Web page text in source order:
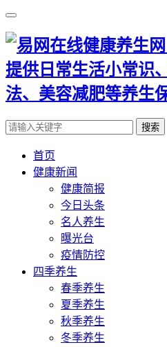
搜索
首页
健康新闻
健康简报
今日头条
名人养生
曝光台
疫情防控
四季养生
春季养生
夏季养生
秋季养生
冬季养生